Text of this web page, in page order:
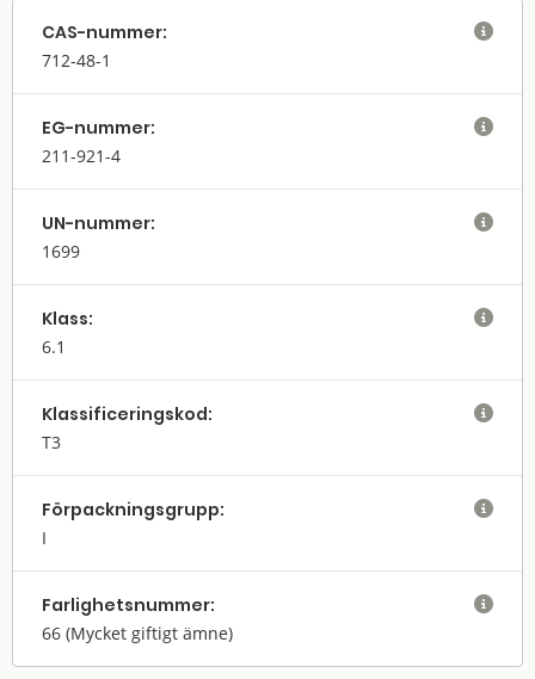
CAS-nummer:
712-48-1

EG-nummer:
211-921-4

UN-nummer:
1699

Klass:
6.1

Klassifi­cerings­kod:
T3

Förpack­nings­grupp:
I

Farlighets­nummer:
66 (Mycket giftigt ämne)
